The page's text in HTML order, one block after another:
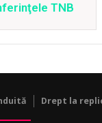
TNB
Drept la